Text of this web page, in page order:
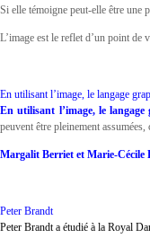
Si elle témoigne peut-elle être une
L’image est le reflet d’un point de
En utilisant l’image, le langage
En utilisant l’image, le
peuvent être pleinement
Margalit Berriet et Marie-Cécile
Peter Brandt
Peter Brandt a étudié à la Royal